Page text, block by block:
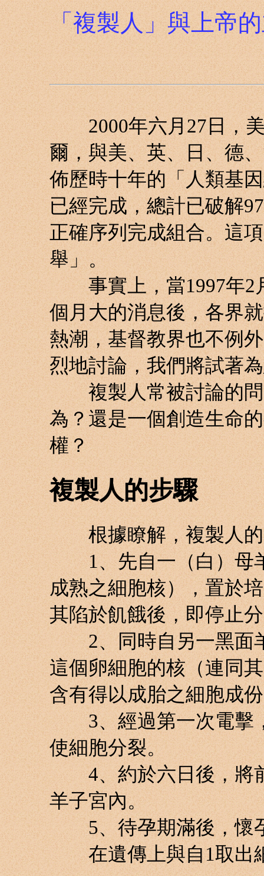
「複製人」與上帝
2000年六月27日，美
爾，與美、英、日、德
佈歷時十年的「人類基
已經完成，總計已破解
正確序列完成組合。這
舉」。
事實上，當1997年2月
個月大的消息後，各界
熱潮，基督教界也不例
烈地討論，我們將試著
複製人常被討論的問
為？還是一個創造生命
權？
複製人的步驟
根據瞭解，複製人的
1、先自一（白）母羊
成熟之細胞核），置於
其陷於飢餓後，即停止
2、同時自另一黑面羊
這個卵細胞的核（連同
含有得以成胎之細胞成
3、經過第一次電擊，
使細胞分裂。
4、約於六日後，將前
羊子宮內。
5、待孕期滿後，懷孕
在遺傳上與自1取出細